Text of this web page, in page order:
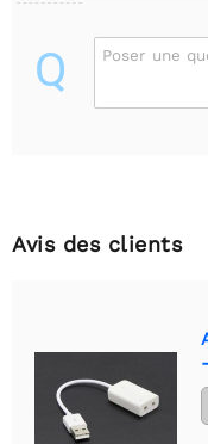
Q Poser une
Avis des clients